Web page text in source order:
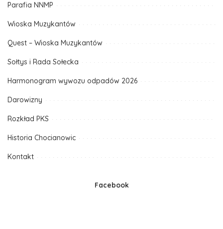
Parafia NNMP
Wioska Muzykantów
Quest – Wioska Muzykantów
Sołtys i Rada Sołecka
Harmonogram wywozu odpadów 2026
Darowizny
Rozkład PKS
Historia Chocianowic
Kontakt
Facebook